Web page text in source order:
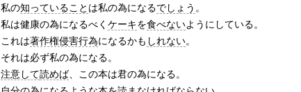
私の知っていること は私の為になるでしょう 。
私は健康の為になるべく ケーキを食べないようにしている。
これは著作権侵害行為になるかも しれない。
それは必ず私の為になる。
注意して読めば、この本は君の為になる。